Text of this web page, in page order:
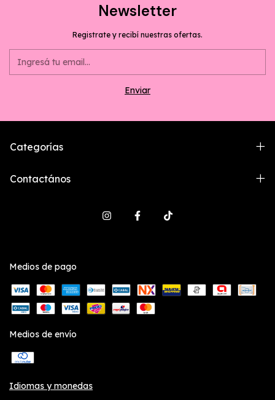
Newsletter
Registrate y recibí nuestras ofertas.
Categorías
Contactános
Medios de pago
Medios de envío
Idiomas y monedas